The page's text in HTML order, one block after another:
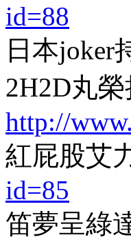
id=88
日本joker
2H2D丸
http://
紅屁股艾
id=85
笛夢呈綠